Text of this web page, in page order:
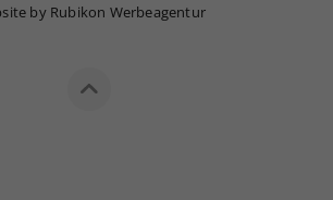
by Rubikon Werbeagentur